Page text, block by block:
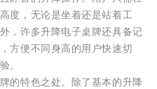
度，无论是坐着还是站着工
，许多升降电子桌牌还具备记
方便不同身高的用户快速切
。
的特色之处。除了基本的升降